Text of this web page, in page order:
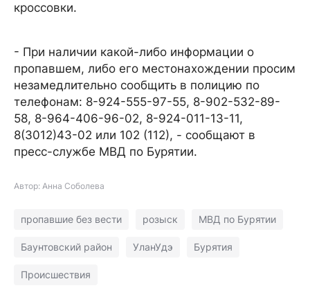
кроссовки.
- При наличии какой-либо информации о
пропавшем, либо его местонахождении просим
незамедлительно сообщить в полицию по
телефонам: 8-924-555-97-55, 8-902-532-89-
58, 8-964-406-96-02, 8-924-011-13-11,
8(3012)43-02 или 102 (112), - сообщают в
пресс-службе МВД по Бурятии.
Автор: Анна Соболева
пропавшие без вести розыск МВД по Бурятии
Баунтовский район УланУдэ Бурятия
Происшествия